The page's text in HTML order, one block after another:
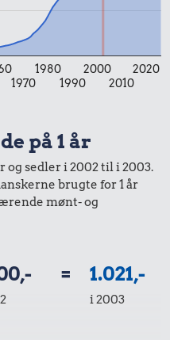
kr.
i 2003
forbrugerprisindekset fra
1970
1980
1990
2000
2010
2020
på 1 år
og sedler i 2002 til i 2003.
brugte for 1 år
mønt- og
= 1.021,-
i 2003